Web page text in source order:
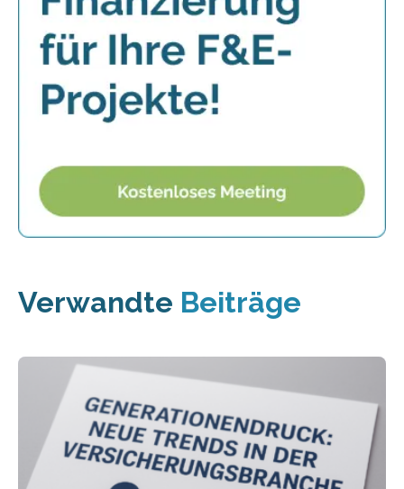
Verwandte Beiträge